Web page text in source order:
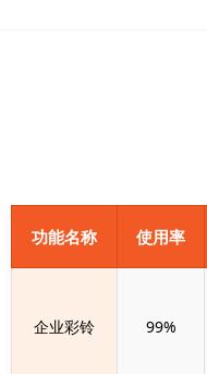
功能名称 使用率
企业彩铃 99%